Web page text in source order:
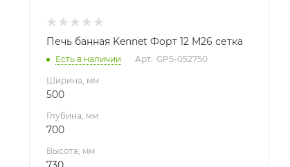
Печь банная Kennet Форт 12 М26 сетка
Есть в наличии Арт.: GP5-052750
Ширина, мм
500
Глубина, мм
700
Высота, мм